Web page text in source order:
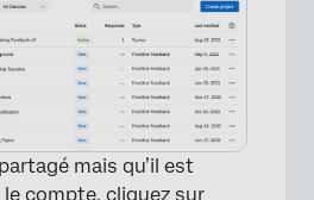
mais qu’il est
compte, cliquez sur